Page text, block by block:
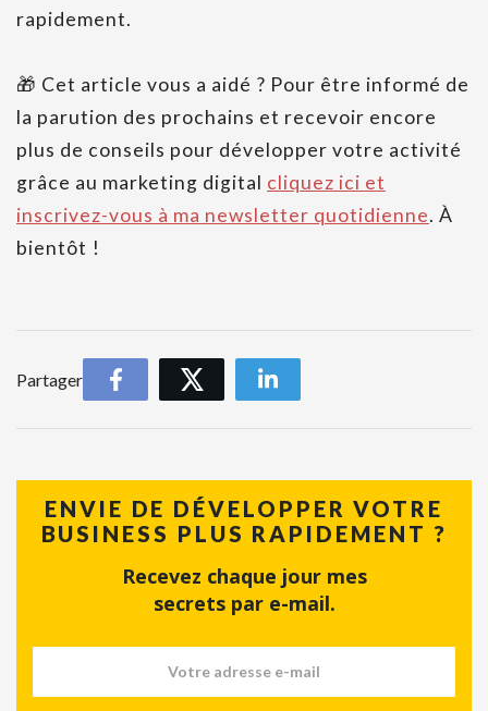
rapidement.
🎁 Cet article vous a aidé ? Pour être informé de
la parution des prochains et recevoir encore
plus de conseils pour développer votre activité
grâce au marketing digital cliquez ici et
inscrivez-vous à ma newsletter quotidienne. À
bientôt !
Partager
ENVIE DE DÉVELOPPER VOTRE
BUSINESS PLUS RAPIDEMENT ?
Recevez chaque jour mes
secrets par e-mail.